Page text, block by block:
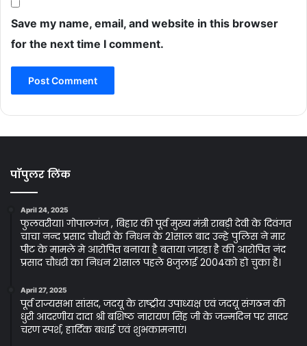
Save my name, email, and website in this browser
for the next time I comment.
पॉपुलर लिंक
April 24, 2025
फुलवरीया। गोपालगंज , बिहार की पूर्व मुख्य मंत्री राबड़ी देवी के दिवंगत
चाचा नन्द प्रसाद चौधरी के निधन के 21साल बाद उन्हे पुलिस ने मार
पीट के मामले मे आरोपित बनाया है बताया जारहा है की आरोपित नंद
प्रसाद चौधरी का निधन 21साल पहले 8जुलाई 2004को हो चुका है।
April 27, 2025
पूर्व राज्यसभा सांसद, जदयू के राष्ट्रीय उपाध्यक्ष एवं जदयू संगठन की
धुरी आदरणीय दादा श्री बशिष्ठ नारायण सिंह जी के जन्मदिन पर सादर
चरण स्पर्श, हार्दिक बधाई एवं शुभकामनाएं।